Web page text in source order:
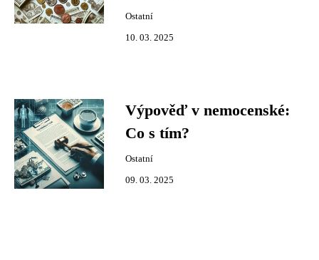
Ostatní
10. 03. 2025
Výpověď v nemocenské:
Co s tím?
Ostatní
09. 03. 2025